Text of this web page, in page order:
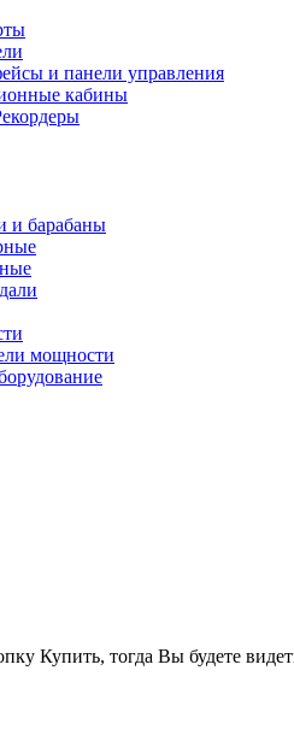
и панели управления
кабины
и барабаны
мощности
Купить, тогда Вы будете